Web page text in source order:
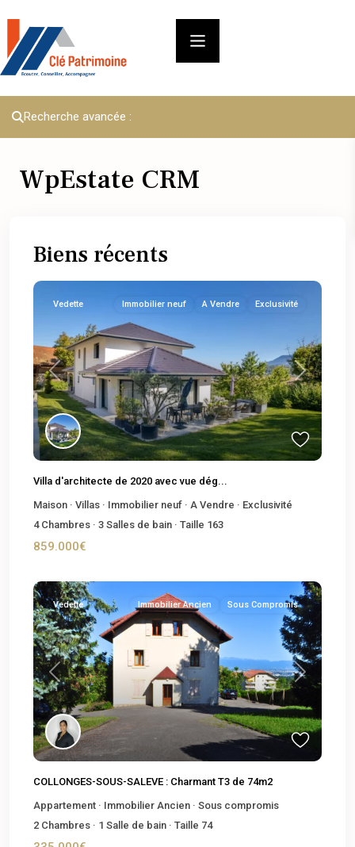
Recherche avancée :
WpEstate CRM
Biens récents
Previous Next
Vedette Immobilier neuf A Vendre Exclusivité
Villa d'architecte de 2020 avec vue dég...
Maison · Villas · Immobilier neuf · A Vendre · Exclusivité
4Chambres · 3 Salles de bain · Taille 163
859.000€
Previous Next
Vedette Immobilier Ancien Sous Compromis
COLLONGES-SOUS-SALEVE : Charmant T3 de 74m2
Appartement · Immobilier Ancien · Sous compromis
2 Chambres · 1 Salle de bain · Taille 74